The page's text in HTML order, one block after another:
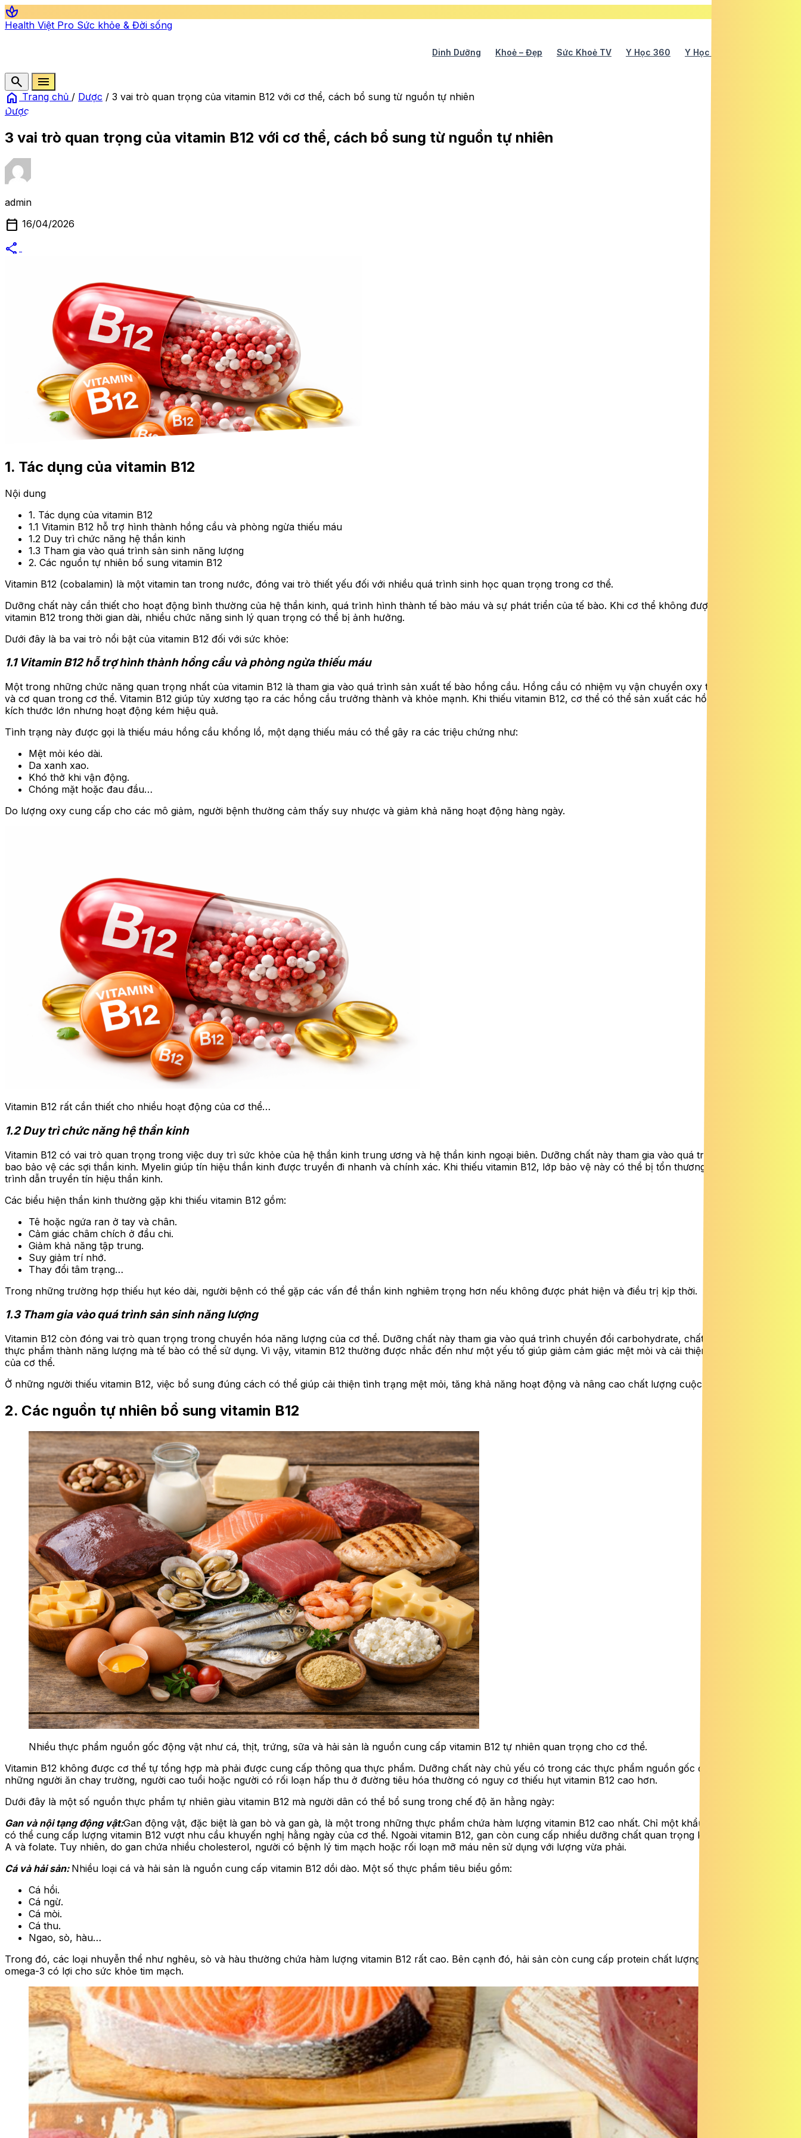
spa
Health Việt Pro Sức khỏe & Đời sống
Dinh Dưỡng Khoẻ – Đẹp Sức Khoẻ TV Y Học 360 Y Học Cổ Truyền
search
menu
home Trang chủ / Dược / 3 vai trò quan trọng của vitamin B12 với cơ thể, cách bổ sung từ nguồn tự nhiên
Dược
3 vai trò quan trọng của vitamin B12 với cơ thể, cách bổ sung từ nguồn tự nhiên
admin
calendar_today 16/04/2026
share
1. Tác dụng của vitamin B12
Nội dung
1. Tác dụng của vitamin B12
1.1 Vitamin B12 hỗ trợ hình thành hồng cầu và phòng ngừa thiếu máu
1.2 Duy trì chức năng hệ thần kinh
1.3 Tham gia vào quá trình sản sinh năng lượng
2. Các nguồn tự nhiên bổ sung vitamin B12
Vitamin B12 (cobalamin) là một vitamin tan trong nước, đóng vai trò thiết yếu đối với nhiều quá trình sinh học quan trọng trong cơ thể.
Dưỡng chất này cần thiết cho hoạt động bình thường của hệ thần kinh, quá trình hình thành tế bào máu và sự phát triển của tế bào. Khi cơ thể không được cung cấp đủ
vitamin B12 trong thời gian dài, nhiều chức năng sinh lý quan trọng có thể bị ảnh hưởng.
Dưới đây là ba vai trò nổi bật của vitamin B12 đối với sức khỏe:
1.1 Vitamin B12 hỗ trợ hình thành hồng cầu và phòng ngừa thiếu máu
Một trong những chức năng quan trọng nhất của vitamin B12 là tham gia vào quá trình sản xuất tế bào hồng cầu. Hồng cầu có nhiệm vụ vận chuyển oxy từ phổi đến các mô
và cơ quan trong cơ thể. Vitamin B12 giúp tủy xương tạo ra các hồng cầu trưởng thành và khỏe mạnh. Khi thiếu vitamin B12, cơ thể có thể sản xuất các hồng cầu bất thường,
kích thước lớn nhưng hoạt động kém hiệu quả.
Tình trạng này được gọi là thiếu máu hồng cầu khổng lồ, một dạng thiếu máu có thể gây ra các triệu chứng như:
Mệt mỏi kéo dài.
Da xanh xao.
Khó thở khi vận động.
Chóng mặt hoặc đau đầu…
Do lượng oxy cung cấp cho các mô giảm, người bệnh thường cảm thấy suy nhược và giảm khả năng hoạt động hàng ngày.
Vitamin B12 rất cần thiết cho nhiều hoạt động của cơ thể…
1.2 Duy trì chức năng hệ thần kinh
Vitamin B12 có vai trò quan trọng trong việc duy trì sức khỏe của hệ thần kinh trung ương và hệ thần kinh ngoại biên. Dưỡng chất này tham gia vào quá trình tạo myelin, lớp
bao bảo vệ các sợi thần kinh. Myelin giúp tín hiệu thần kinh được truyền đi nhanh và chính xác. Khi thiếu vitamin B12, lớp bảo vệ này có thể bị tổn thương, làm gián đoạn quá
trình dẫn truyền tín hiệu thần kinh.
Các biểu hiện thần kinh thường gặp khi thiếu vitamin B12 gồm:
Tê hoặc ngứa ran ở tay và chân.
Cảm giác châm chích ở đầu chi.
Giảm khả năng tập trung.
Suy giảm trí nhớ.
Thay đổi tâm trạng…
Trong những trường hợp thiếu hụt kéo dài, người bệnh có thể gặp các vấn đề thần kinh nghiêm trọng hơn nếu không được phát hiện và điều trị kịp thời.
1.3 Tham gia vào quá trình sản sinh năng lượng
Vitamin B12 còn đóng vai trò quan trọng trong chuyển hóa năng lượng của cơ thể. Dưỡng chất này tham gia vào quá trình chuyển đổi carbohydrate, chất béo và protein từ
thực phẩm thành năng lượng mà tế bào có thể sử dụng. Vì vậy, vitamin B12 thường được nhắc đến như một yếu tố giúp giảm cảm giác mệt mỏi và cải thiện mức năng lượng
của cơ thể.
Ở những người thiếu vitamin B12, việc bổ sung đúng cách có thể giúp cải thiện tình trạng mệt mỏi, tăng khả năng hoạt động và nâng cao chất lượng cuộc sống.
2. Các nguồn tự nhiên bổ sung vitamin B12
Nhiều thực phẩm nguồn gốc động vật như cá, thịt, trứng, sữa và hải sản là nguồn cung cấp vitamin B12 tự nhiên quan trọng cho cơ thể.
Vitamin B12 không được cơ thể tự tổng hợp mà phải được cung cấp thông qua thực phẩm. Dưỡng chất này chủ yếu có trong các thực phẩm nguồn gốc động vật. Vì vậy,
những người ăn chay trường, người cao tuổi hoặc người có rối loạn hấp thu ở đường tiêu hóa thường có nguy cơ thiếu hụt vitamin B12 cao hơn.
Dưới đây là một số nguồn thực phẩm tự nhiên giàu vitamin B12 mà người dân có thể bổ sung trong chế độ ăn hằng ngày:
Gan và nội tạng động vật:Gan động vật, đặc biệt là gan bò và gan gà, là một trong những thực phẩm chứa hàm lượng vitamin B12 cao nhất. Chỉ một khẩu phần nhỏ gan cũng
có thể cung cấp lượng vitamin B12 vượt nhu cầu khuyến nghị hằng ngày của cơ thể. Ngoài vitamin B12, gan còn cung cấp nhiều dưỡng chất quan trọng khác như sắt, vitamin
A và folate. Tuy nhiên, do gan chứa nhiều cholesterol, người có bệnh lý tim mạch hoặc rối loạn mỡ máu nên sử dụng với lượng vừa phải.
Cá và hải sản: Nhiều loại cá và hải sản là nguồn cung cấp vitamin B12 dồi dào. Một số thực phẩm tiêu biểu gồm:
Cá hồi.
Cá ngừ.
Cá mòi.
Cá thu.
Ngao, sò, hàu…
Trong đó, các loại nhuyễn thể như nghêu, sò và hàu thường chứa hàm lượng vitamin B12 rất cao. Bên cạnh đó, hải sản còn cung cấp protein chất lượng cao và các axit béo
omega-3 có lợi cho sức khỏe tim mạch.